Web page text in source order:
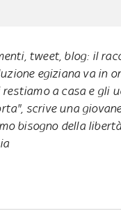
tweet, blog: il
egiziana va in
restiamo a casa e gli
scrive una
bisogno della